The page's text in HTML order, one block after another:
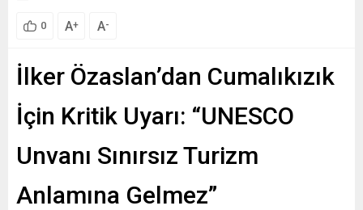
0 A+ A-
İlker Özaslan’dan Cumalıkızık
İçin Kritik Uyarı: “UNESCO
Unvanı Sınırsız Turizm
Anlamına Gelmez”